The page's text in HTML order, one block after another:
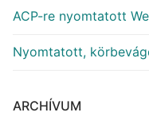
ACP-re nyomtatott
Nyomtatott,
ARCHÍVUM